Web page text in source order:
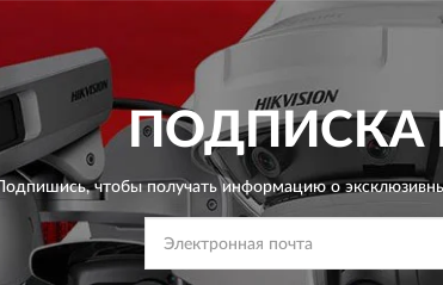
ПОДПИСКА
Подпишись, чтобы получать информацию о